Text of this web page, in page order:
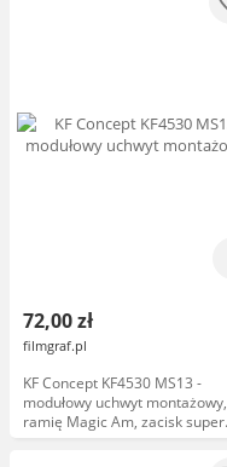
72,00 zł
filmgraf.pl
KF Concept KF4530 MS13 -
modułowy uchwyt montażowy,
ramię Magic Am, zacisk super
clamp, uchwyt do smartfona,